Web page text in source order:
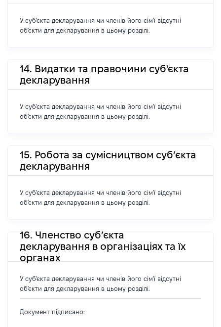
У суб'єкта декларування чи членів його сім'ї відсутні
об'єкти для декларування в цьому розділі.
14. Видатки та правочини суб'єкта
декларування
У суб'єкта декларування чи членів його сім'ї відсутні
об'єкти для декларування в цьому розділі.
15. Робота за сумісництвом суб’єкта
декларування
У суб'єкта декларування чи членів його сім'ї відсутні
об'єкти для декларування в цьому розділі.
16. Членство суб’єкта
декларування в організаціях та їх
органах
У суб'єкта декларування чи членів його сім'ї відсутні
об'єкти для декларування в цьому розділі.
Документ підписано: